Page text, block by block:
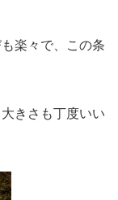
楽々で、この条
きさも丁度いい